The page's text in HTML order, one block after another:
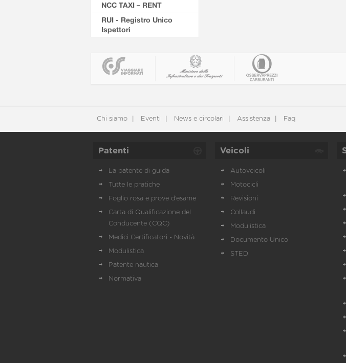
NCC TAXI – RENT
RUI - Registro Unico
Ispettori
Chi siamo Eventi News e circolari Assistenza Faq
Patenti
La patente di guida
Tutte le pratiche
Foglio rosa e prove d’esame
Carta di Qualificazione del
Conducente (CQC)
Medici Certificatori - Novità
Modulistica
Patente nautica
Normativa
Veicoli
Autoveicoli
Motocicli
Revisioni
Collaudi
Modulistica
Documento Unico
STED